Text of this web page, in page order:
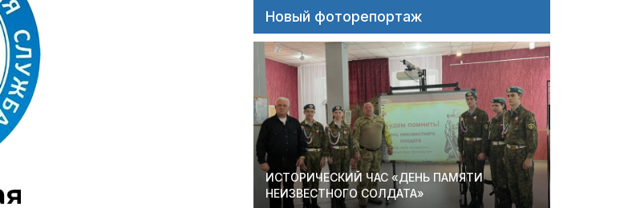
Новый фоторепортаж
ИСТОРИЧЕСКИЙ ЧАС «ДЕНЬ ПАМЯТИ
НЕИЗВЕСТНОГО СОЛДАТА»